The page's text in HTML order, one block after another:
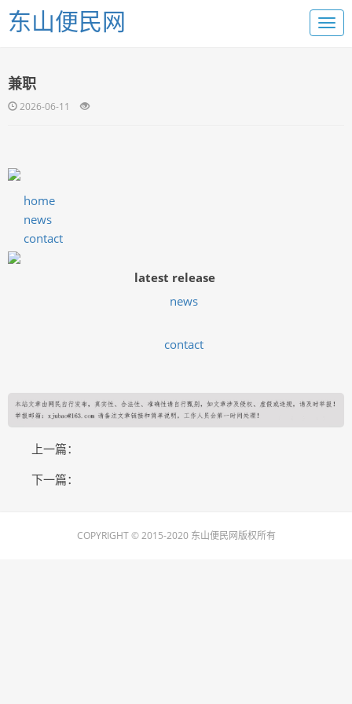
东山便民网
兼职
2026-06-11
home
news
contact
latest release
news
contact
上一篇：
下一篇：
COPYRIGHT © 2015-2020 东山便民网版权所有